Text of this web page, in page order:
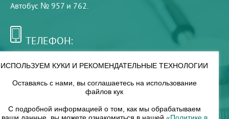
Автобус № 957 и 762.
ТЕЛЕФОН:
РЕЖИМ РАБОТЫ:
8 — 18
ИСПОЛЬЗУЕМ КУКИ И РЕКОМЕНДАТЕЛЬНЫЕ ТЕХНОЛОГИИ
Оставаясь с нами, вы соглашаетесь на использование
файлов кук
С подробной информацией о том, как мы обрабатываем